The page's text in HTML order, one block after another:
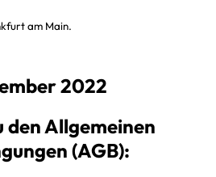
am Main.
2022
den Allgemeinen
(AGB):